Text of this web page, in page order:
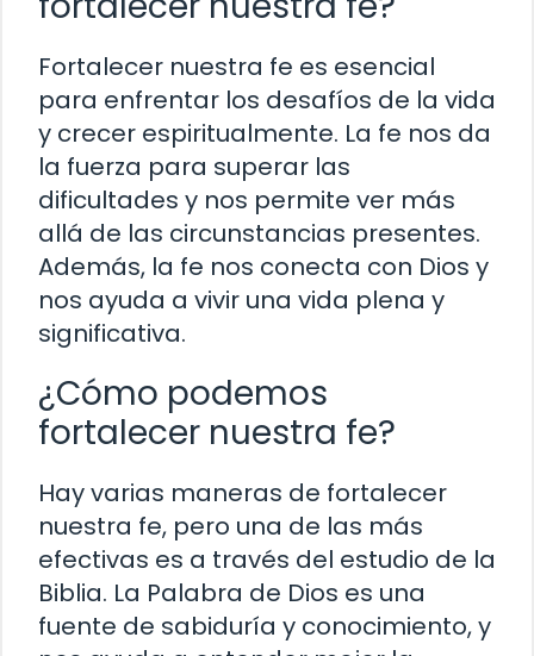
Fortalecer nuestra fe es esencial
para enfrentar los desafíos de la vida
y crecer espiritualmente. La fe nos da
la fuerza para superar las
dificultades y nos permite ver más
allá de las circunstancias presentes.
Además, la fe nos conecta con Dios y
nos ayuda a vivir una vida plena y
significativa.
¿Cómo podemos
fortalecer nuestra fe?
Hay varias maneras de fortalecer
nuestra fe, pero una de las más
efectivas es a través del estudio de la
Biblia. La Palabra de Dios es una
fuente de sabiduría y conocimiento, y